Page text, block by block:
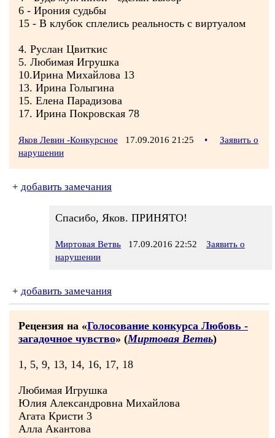
6 - Ирония судьбы
15 - В клубок сплелись реальность с виртуалом
4. Руслан Цвиткис
5. Любимая Игрушка
10.Ирина Михайлова 13
13. Ирина Голыгина
15. Елена Парадизова
17. Ирина Покровская 78
Яков Левин -Конкурсное 17.09.2016 21:25 •
Заявить о
нарушении
+ добавить замечания
Спасибо, Яков. ПРИНЯТО!
Миртовая Ветвь 17.09.2016 22:52
Заявить о
нарушении
+ добавить замечания
Рецензия на «Голосование конкурса Любовь -
загадочное чувство» (Миртовая Ветвь)
1, 5, 9, 13, 14, 16, 17, 18
Любимая Игрушка
Юлия Александровна Михайлова
Агата Кристи 3
Алла Акантова